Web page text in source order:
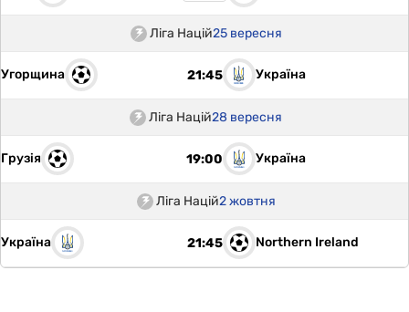
Ліга Націй25 вересня
Угорщина 21:45 Україна
Ліга Націй28 вересня
Грузія 19:00 Україна
Ліга Націй2 жовтня
Україна 21:45 Northern Ireland